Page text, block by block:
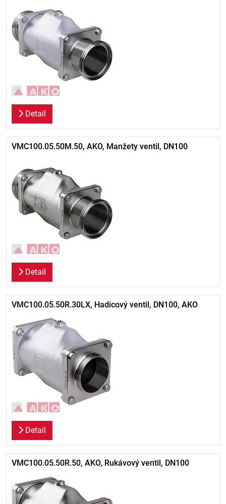
Detail
VMC100.05.50M.50, AKO, Manžety ventil, DN100
Detail
VMC100.05.50R.30LX, Hadicový ventil, DN100, AKO
Detail
VMC100.05.50R.50, AKO, Rukávový ventil, DN100